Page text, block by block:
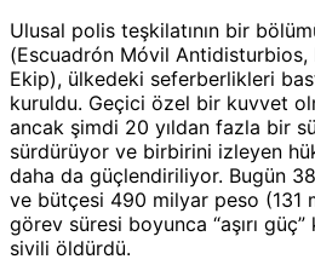
Ulusal polis teşkilatının bir
(Escuadrón Móvil Antidisturbios,
Ekip), ülkedeki seferberlikleri
kuruldu. Geçici özel bir kuvvet
ancak şimdi 20 yıldan fazla bir
sürdürüyor ve birbirini izleyen
daha da güçlendiriliyor. Bugün
ve bütçesi 490 milyar peso (131
görev süresi boyunca “aşırı
sivili öldürdü.